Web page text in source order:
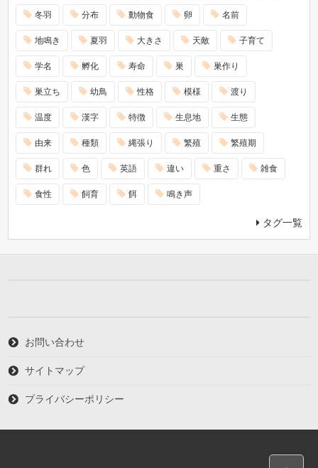
冬羽 分布 動物食 卵 名前
地鳴き 夏羽 大きさ 天敵 子育て
学名 孵化 寿命 巣 巣作り
巣立ち 幼鳥 性格 模様 渡り
温度 漢字 特徴 生息地 生態
由来 種類 縄張り 繁殖 繁殖期
群れ 色 英語 違い 重さ 雑食
食性 飼育 餌 鳴き声
タグ一覧
お問い合わせ
サイトマップ
プライバシーポリシー